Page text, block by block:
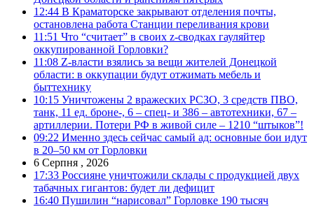
12:44 В Краматорске закрывают отделения почты,
остановлена работа Станции переливания крови
11:51 Что “считает” в своих z-сводках гауляйтер
оккупированной Горловки?
11:08 Z-власти взялись за вещи жителей Донецкой
области: в оккупации будут отжимать мебель и
быттехнику
10:15 Уничтожены 2 вражеских РСЗО, 3 средств ПВО,
танк, 11 ед. броне-, 6 – спец- и 386 – автотехники, 67 –
артиллерии. Потери РФ в живой силе – 1210 “штыков”!
09:22 Именно здесь сейчас самый ад: основные бои идут
в 20–50 км от Горловки
6 Серпня , 2026
17:33 Россияне уничтожили склады с продукцией двух
табачных гигантов: будет ли дефицит
16:40 Пушилин “нарисовал” Горловке 190 тысяч